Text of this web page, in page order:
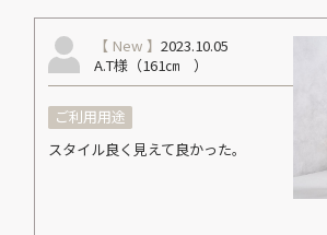
【 New 】2023.10.05
A.T様（161㎝ ）
ご利用用途
スタイル良く見えて良かった。